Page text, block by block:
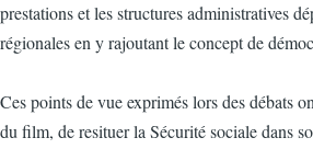
prestations et les structures administratives
régionales en y rajoutant le concept de
Ces points de vue exprimés lors des débats
du film, de resituer la Sécurité sociale dans